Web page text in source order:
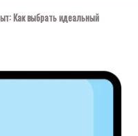
Как выбрать идеальный